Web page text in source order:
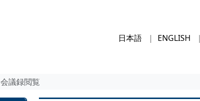
日本語 ENGLISH
会議録閲覧